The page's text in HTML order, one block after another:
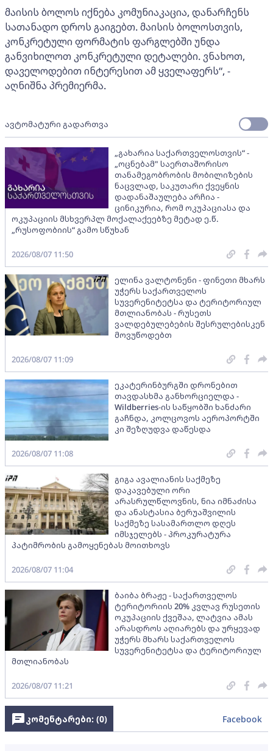
მაისის ბოლოს იქნება კომუნიაკაცია, დანარჩენს
სათანადო დროს გაიგებთ. მაისის ბოლოსთვის,
კონკრეტული ფორმატის ფარგლებში უნდა
განვიხილოთ კონკრეტული დეტალები. ვნახოთ,
დაველოდებით ინტერესით ამ ყველაფერს“, -
აღნიშნა პრემიერმა.
ავტომატური გადართვა
„გახარია საქართველოსთვის“ -
„ოცნებამ" საერთაშორისო
თანამეგობრობის მობილიზების
ნაცვლად, საკუთარი ქვეყნის
დადანაშაულება არჩია -
ცინიკურია, რომ ოკუპაციასა და
ოკუპაციის მსხვერპლ მოქალაქეებზე მეტად ე.წ.
„რუსოფობიის“ გამო სწუხან
2026/08/07 11:50
ელინა ვალტონენი - ფინეთი მხარს
უჭერს საქართველოს
სუვერენიტეტსა და ტერიტორიულ
მთლიანობას - რუსეთს
ვალდებულებების შესრულებისკენ
მოვუწოდებთ
2026/08/07 11:09
ეკატერინბურგში დრონებით
თავდასხმა განხორციელდა -
Wildberries-ის საწყობში ხანძარი
გაჩნდა, კოლცოვოს აეროპორტში
კი შეზღუდვა დაწესდა
2026/08/07 11:08
გიგა ავალიანის საქმეზე
დაკავებული ორი
არასრულწლოვნის, ნია იმნაძისა
და ანასტასია ბერუაშვილის
საქმეზე სასამართლო დღეს
იმსჯელებს - პროკურატურა
პატიმრობის გამოყენებას მოითხოვს
2026/08/07 11:04
ბაიბა ბრაჟე - საქართველოს
ტერიტორიის 20% კვლავ რუსეთის
ოკუპაციის ქვეშაა, ლატვია ამას
არასდროს აღიარებს და ურყევად
უჭერს მხარს საქართველოს
სუვერენიტეტსა და ტერიტორიულ
მთლიანობას
2026/08/07 11:21
კომენტარები: (0) Facebook